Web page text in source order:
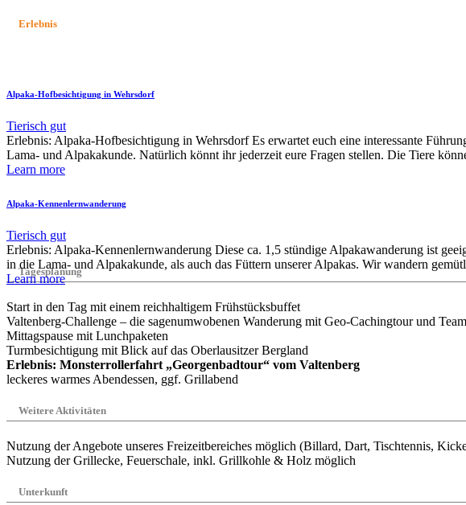
Erlebnis
Alpaka-Hofbesichtigung in Wehrsdorf
Tierisch gut
Erlebnis: Alpaka-Hofbesichtigung in Wehrsdorf Es erwartet euch eine interessante
Lama- und Alpakakunde. Natürlich könnt ihr jederzeit eure Fragen stellen. Die Tiere
Learn more
Alpaka-Kennenlernwanderung
Tierisch gut
Erlebnis: Alpaka-Kennenlernwanderung Diese ca. 1,5 stündige Alpakawanderung ist
in die Lama- und Alpakakunde, als auch das Füttern unserer Alpakas. Wir wandern
Learn more
Tagesplanung
Start in den Tag mit einem reichhaltigem Frühstücksbuffet
Valtenberg-Challenge – die sagenumwobenen Wanderung mit Geo-Cachingtour und
Mittagspause mit Lunchpaketen
Turmbesichtigung mit Blick auf das Oberlausitzer Bergland
Erlebnis: Monsterrollerfahrt „Georgenbadtour“ vom Valtenberg
leckeres warmes Abendessen, ggf. Grillabend
Weitere Aktivitäten
Nutzung der Angebote unseres Freizeitbereiches möglich (Billard, Dart, Tischtennis,
Nutzung der Grillecke, Feuerschale, inkl. Grillkohle & Holz möglich
Unterkunft